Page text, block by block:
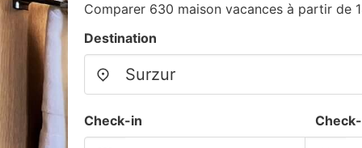
Comparer 630 maison vacances à partir de
Destination
Check-in